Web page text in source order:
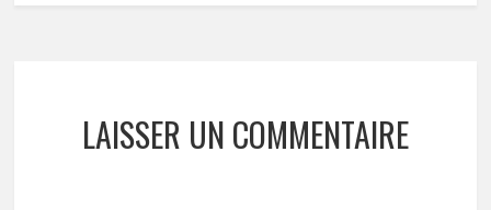
LAISSER UN COMMENTAIRE